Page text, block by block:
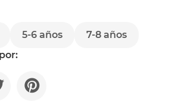
5-6 años
7-8 años